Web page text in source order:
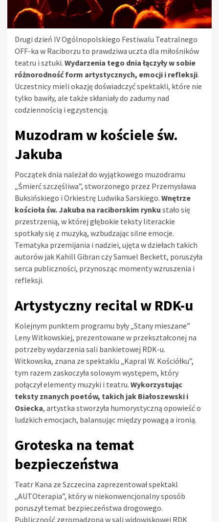
Drugi dzień IV Ogólnopolskiego Festiwalu Teatralnego
OFF-ka w Raciborzu to prawdziwa uczta dla miłośników
teatru i sztuki. Wydarzenia tego dnia łączyły w sobie
różnorodność form artystycznych, emocji i refleksji.
Uczestnicy mieli okazję doświadczyć spektakli, które nie
tylko bawiły, ale także skłaniały do zadumy nad
codziennością i egzystencją.
Muzodram w kościele św.
Jakuba
Początek dnia należał do wyjątkowego muzodramu
„Śmierć szczęśliwa”, stworzonego przez Przemysława
Buksińskiego i Orkiestrę Ludwika Sarskiego. Wnętrze
kościoła św. Jakuba na raciborskim rynku stało się
przestrzenią, w której głębokie teksty literackie
spotkały się z muzyką, wzbudzając silne emocje.
Tematyka przemijania i nadziei, ujęta w dziełach takich
autorów jak Kahill Gibran czy Samuel Beckett, poruszyła
serca publiczności, przynosząc momenty wzruszenia i
refleksji.
Artystyczny recital w RDK-u
Kolejnym punktem programu były „Stany mieszane”
Leny Witkowskiej, prezentowane w przekształconej na
potrzeby wydarzenia sali bankietowej RDK-u.
Witkowska, znana ze spektaklu „Kapral W. Kościółku”,
tym razem zaskoczyła solowym występem, który
połączył elementy muzyki i teatru. Wykorzystując
teksty znanych poetów, takich jak Białoszewski i
Osiecka, artystka stworzyła humorystyczną opowieść o
ludzkich emocjach, balansując między powagą a ironią.
Groteska na temat
bezpieczeństwa
Teatr Kana ze Szczecina zaprezentował spektakl
„AUTOterapia”, który w niekonwencjonalny sposób
poruszył temat bezpieczeństwa drogowego.
Publiczność zgromadzona w sali widowiskowej RDK